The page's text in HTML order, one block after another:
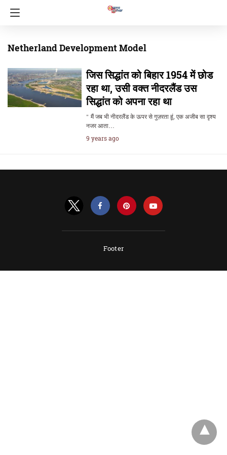
Netherland Development Model
जिस सिद्धांत को बिहार 1954 में छोड
रहा था, उसी वक्त नीदरलैंड उस
सिद्धांत को अपना रहा था
" मैं जब भी नीदरलैंड के ऊपर से गुज़रता हूं, एक अजीब सा दृश्य
नजर आता…
9 years ago
Footer